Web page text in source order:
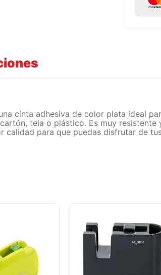
cinta adhesiva de color plata ideal
tela o plástico. Es muy
calidad para que puedas disfrutar de